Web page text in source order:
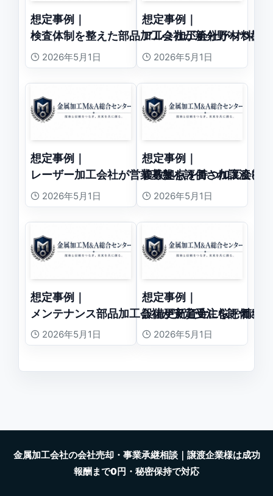
想定事例｜
検査体制を整えた部品加工会社が新分野へつな
2026年5月1日
想定事例｜
アルミ加工会社が材料調
2026年5月1日
想定事例｜
レーザー加工会社が営業基盤を評価され譲渡し
2026年5月1日
想定事例｜
複数拠点を持つ加工会社
2026年5月1日
想定事例｜
メンテナンス部品加工会社が安定受注を評価さ
2026年5月1日
想定事例｜
設備更新資金に悩む精密
2026年5月1日